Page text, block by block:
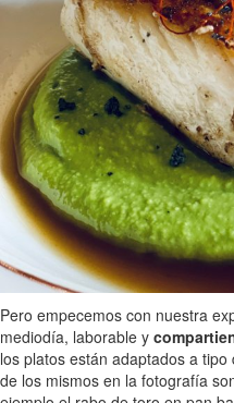
Pero empecemos con nuestra
mediodía, laborable y
los platos están adaptados a
de los mismos en la fotografía